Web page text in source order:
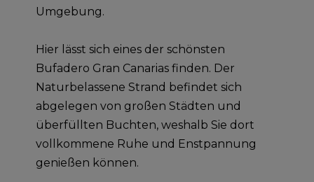
Umgebung.
Hier lässt sich eines der schönsten
Bufadero Gran Canarias finden. Der
Naturbelassene Strand befindet sich
abgelegen von großen Städten und
überfüllten Buchten, weshalb Sie dort
vollkommene Ruhe und Enstpannung
genießen können.